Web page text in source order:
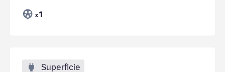
x 1
Superficie